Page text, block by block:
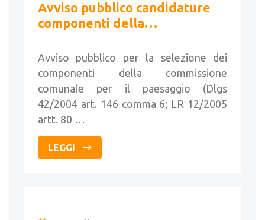
Avviso pubblico candidature
componenti della
Avviso pubblico per la selezione dei
componenti della commissione
comunale per il paesaggio (Dlgs
42/2004 art. 146 comma 6; LR 12/2005
artt. 80 …
LEGGI